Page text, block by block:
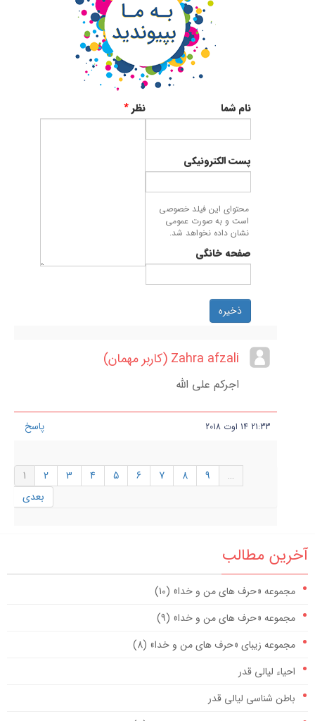
نام شما
پست الکترونیکی
محتوای این فیلد خصوصی
است و به صورت عمومی
نشان داده نخواهد شد.
صفحه خانگی
نظر*
ذخیره
Zahra afzali (کاربر مهمان)
اجرکم علی اللہ
پاسخ 21:33
14 اوت 2018
1 2 3 4 5 6 7 8 9
…
بعدی
آخرین مطالب
مجموعه «حرف های من و خدا» (10)
مجموعه «حرف های من و خدا» (9)
مجموعه زیبای «حرف های من و خدا» (8)
احیاء لیالی قدر
باطن شناسی لیالی قدر